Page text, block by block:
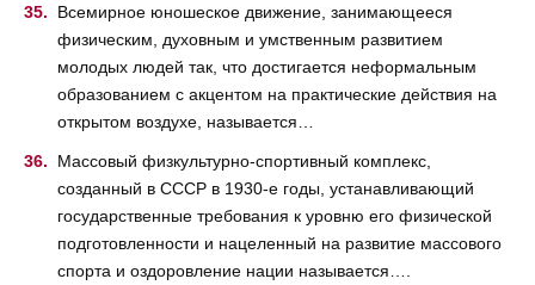
Всемирное юношеское движение, занимающееся
физическим, духовным и умственным развитием
молодых людей так, что достигается неформальным
образованием с акцентом на практические действия на
открытом воздухе, называется…
Массовый физкультурно-спортивный комплекс,
созданный в СССР в 1930-е годы, устанавливающий
государственные требования к уровню его физической
подготовленности и нацеленный на развитие массового
спорта и оздоровление нации называется….